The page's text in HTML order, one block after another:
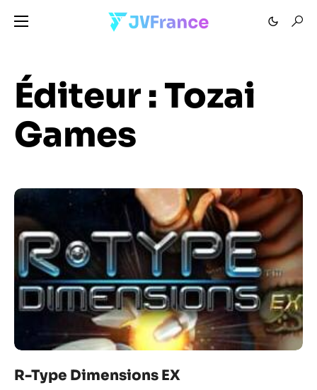
Éditeur :Tozai
Games
R-Type Dimensions EX